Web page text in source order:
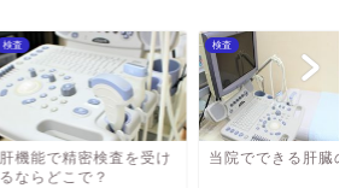
検査
肝機能で精密検査を受け
るならどこで？
検査
当院でできる肝臓の